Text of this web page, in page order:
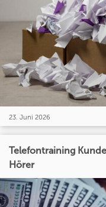
23. Juni 2026
Telefontraining
Hörer